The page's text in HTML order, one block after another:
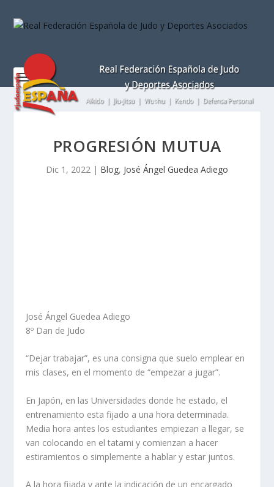
este
incluye
sistema
PROGRESIÓN MUTUA
Dic 1, 2022 | Blog, José Ángel Guedea Adiego
José Ángel Guedea Adiego
8º Dan de Judo
“Dejar trabajar”, es una consigna que suelo emplear en
mis clases, en el momento de “empezar a jugar”.
En Japón, en las Universidades donde he estado, el
entrenamiento esta fijado a una hora determinada.
Media hora antes los estudiantes empiezan a llegar, se
van colocando en el tatami y comienzan a hacer
estiramientos o simplemente a hablar y estar juntos.
A la hora fijada y ante la indicación de un encargado